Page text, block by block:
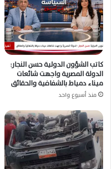
كاتب الشؤون الدولية حسن النجار:
الدولة المصرية واجهت شائعات
ميناء دمياط بالشفافية والحقائق
منذ أسبوع واحد